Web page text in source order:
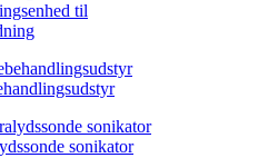
til
sonikator